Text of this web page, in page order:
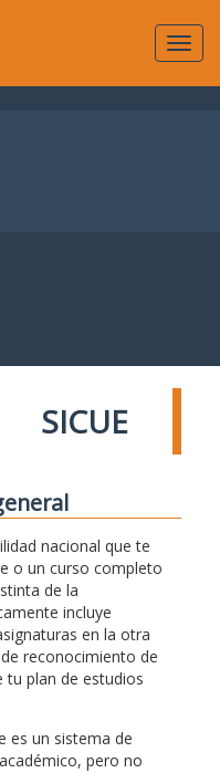
SICUE
nacional que te
o un curso completo
de la
incluye
en la otra
reconocimiento de
tu plan de estudios
es un sistema de
pero no